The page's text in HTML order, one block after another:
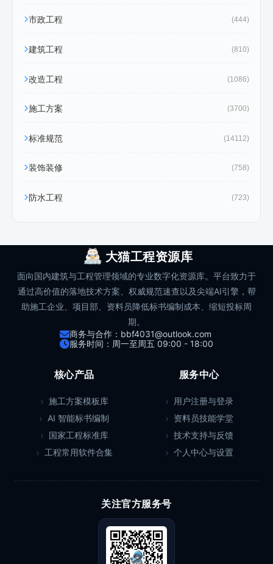
市政工程 (444)
建筑工程 (810)
改造工程 (1086)
施工方案 (3700)
标准规范 (14112)
装饰装修 (758)
防水工程 (723)
大猫工程资源库
面向国内建筑与工程管理领域的专业数字化资源库。平台致力于
通过高价值的落地技术方案、权威规范速查以及尖端AI引擎，帮
助施工企业、项目部、资料员降低标书编制成本、缩短投标周
期。
商务与合作：bbf4031@outlook.com
服务时间：周一至周五 09:00 - 18:00
核心产品
施工方案模板库
AI 智能标书编制
国家工程标准库
工程常用软件合集
服务中心
用户注册与登录
资料员技能学堂
技术支持与反馈
个人中心与设置
关注官方服务号